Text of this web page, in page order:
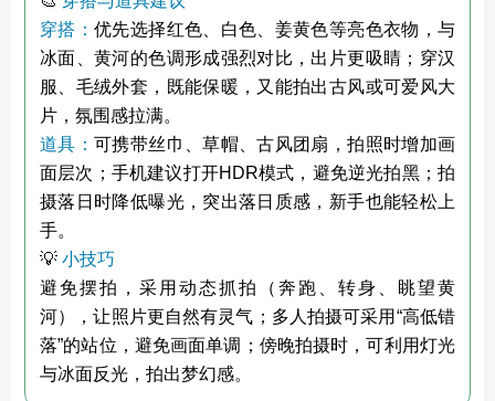
穿搭：优先选择红色、白色、姜黄色等亮色衣物，与
冰面、黄河的色调形成强烈对比，出片更吸睛；穿汉
服、毛绒外套，既能保暖，又能拍出古风或可爱风大
片，氛围感拉满。
道具：可携带丝巾、草帽、古风团扇，拍照时增加画
面层次；手机建议打开HDR模式，避免逆光拍黑；拍
摄落日时降低曝光，突出落日质感，新手也能轻松上
手。
💡 小技巧
避免摆拍，采用动态抓拍（奔跑、转身、眺望黄
河），让照片更自然有灵气；多人拍摄可采用“高低错
落”的站位，避免画面单调；傍晚拍摄时，可利用灯光
与冰面反光，拍出梦幻感。